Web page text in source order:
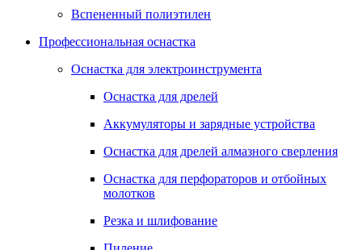
Вспененный полиэтилен
Профессиональная оснастка
Оснастка для электроинструмента
Оснастка для дрелей
Аккумуляторы и зарядные устройства
Оснастка для дрелей алмазного сверления
Оснастка для перфораторов и отбойных
молотков
Резка и шлифование